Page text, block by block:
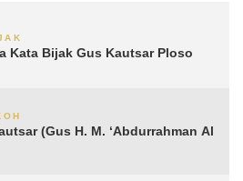
Kata Bijak Gus Kautsar Ploso
(Gus H. M. ‘Abdurrahman Al